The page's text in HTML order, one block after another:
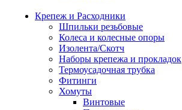
Крепеж и Расходники
Шпильки резьбовые
Колеса и колесные опоры
Изолента/Скотч
Наборы крепежа и прокладок
Термоусадочная трубка
Фитинги
Хомуты
Винтовые